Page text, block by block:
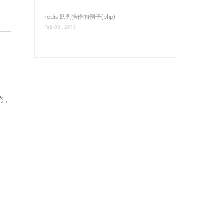
redis 队列操作的例子(php)
Feb 08 , 2018